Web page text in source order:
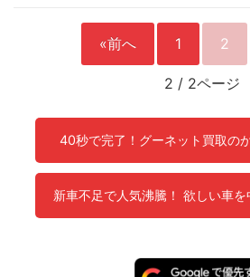
«前へ 1 2
2 / 2ページ
40秒で完了！グーネット買取の
新車不足で人気沸騰！ 欲しい車